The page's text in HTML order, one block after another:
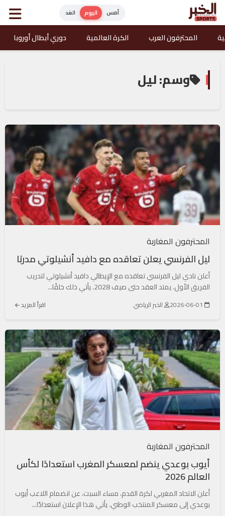
أمس اليوم الغد
المحترفون العرب الكرة العالمية دوري أبطال أوروبا
وسم: ليل
المحترفون المغاربة
ليل الفرنسي يعلن تعاقده مع دافيد أنشيلوتي مدربًا
أعلن نادي ليل الفرنسي تعاقده مع الإيطالي دافيد أنشيلوتي لتدريب
الفريق الأول. يمتد العقد حتى صيف 2028. يأتي ذلك خلفًا...
الخبر الرياضي اقرأ المزيد
المحترفون المغاربة
أيوب بوعدي ينضم لمعسكر المغرب استعدادًا لكأس
العالم 2026
أعلن الاتحاد المغربي لكرة القدم، مساء السبت، عن انضمام اللاعب أيوب
بوعدي إلى معسكر المنتخب الوطني. يأتي هذا الإعلان استعدادًا...